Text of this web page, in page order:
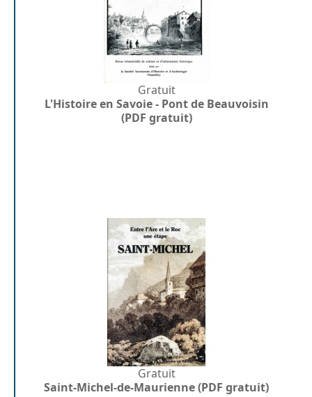
Gratuit
L'Histoire en Savoie - Pont de Beauvoisin
(PDF gratuit)
Gratuit
Saint-Michel-de-Maurienne (PDF gratuit)